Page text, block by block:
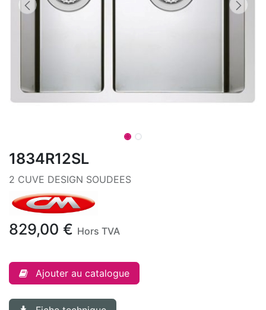
1834R12SL
2 CUVE DESIGN SOUDEES
829,00 € Hors TVA
Ajouter au catalogue